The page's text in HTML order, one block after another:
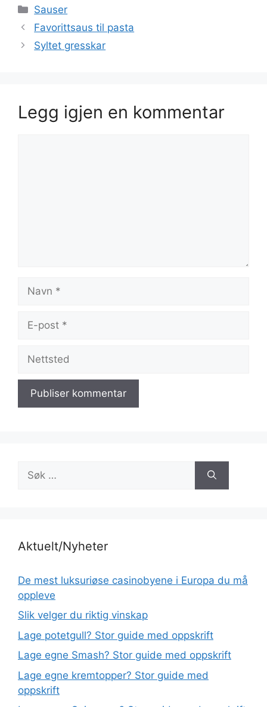
Kategorier
Sauser
Favorittsaus til pasta
Syltet gresskar
Legg igjen en kommentar
post
etter:
Aktuelt/Nyheter
De mest luksuriøse casinobyene i Europa du må
oppleve
Slik velger du riktig vinskap
Lage potetgull? Stor guide med oppskrift
Lage egne Smash? Stor guide med oppskrift
Lage egne kremtopper? Stor guide med
oppskrift